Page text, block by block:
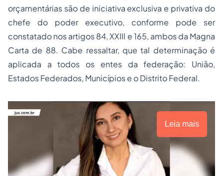
orçamentárias são de iniciativa exclusiva e privativa do
chefe do poder executivo, conforme pode ser
constatado nos artigos 84, XXIII e 165, ambos da Magna
Carta de 88. Cabe ressaltar, que tal determinação é
aplicada a todos os entes da federação: União,
Estados Federados, Municípios e o Distrito Federal.
Leia mais